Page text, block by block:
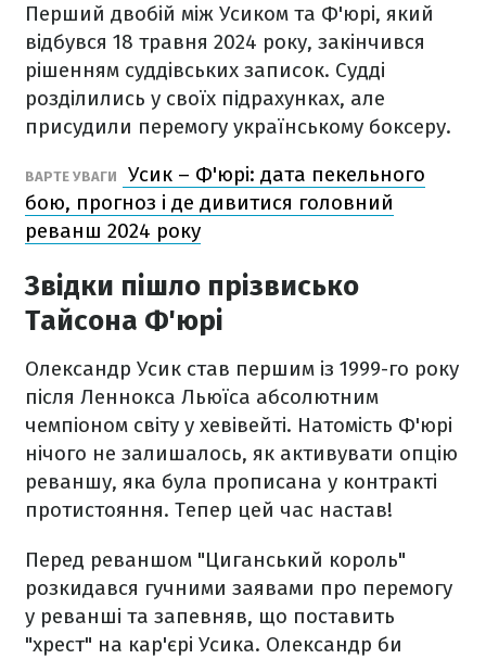
Перший двобій між Усиком та Ф'юрі, який
відбувся 18 травня 2024 року, закінчився
рішенням суддівських записок. Судді
розділились у своїх підрахунках, але
присудили перемогу українському боксеру.
ВАРТЕ УВАГИ
Усик – Ф'юрі: дата пекельного
бою, прогноз і де дивитися головний
реванш 2024 року
Звідки пішло прізвисько
Тайсона Ф'юрі
Олександр Усик став першим із 1999-го року
після Леннокса Льюїса абсолютним
чемпіоном світу у хевівейті. Натомість Ф'юрі
нічого не залишалось, як активувати опцію
реваншу, яка була прописана у контракті
протистояння. Тепер цей час настав!
Перед реваншом "Циганський король"
розкидався гучними заявами про перемогу
у реванші та запевняв, що поставить
"хрест" на кар'єрі Усика. Олександр би